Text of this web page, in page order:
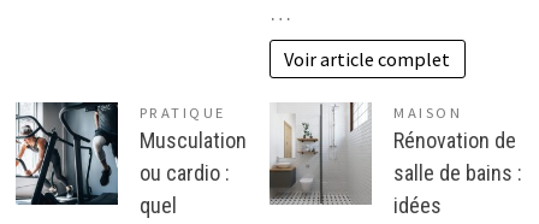
…
Voir article complet
PRATIQUE
Musculation
ou cardio :
quel
MAISON
Rénovation de
salle de bains :
idées